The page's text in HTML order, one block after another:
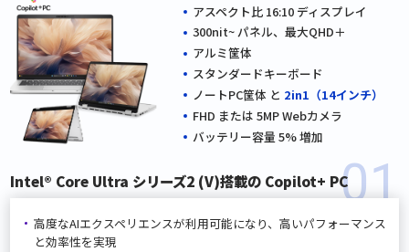
アスペクト比 16:10 ディスプレイ
300nit~ パネル、最大QHD＋
アルミ筐体
スタンダードキーボード
ノートPC筐体 と 2in1（14インチ）
FHD または 5MP Webカメラ
バッテリー容量 5% 増加
Intel® Core Ultra シリーズ2 (V)搭載の Copilot+ PC01
高度なAIエクスペリエンスが利用可能になり、 高いパフォーマンス
と効率性を実現